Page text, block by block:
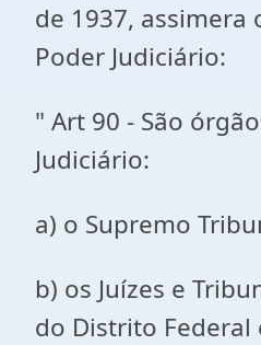
de 1937, assimera
Poder Judiciário:
" Art 90 - São
Judiciário:
a) o Supremo
b) os Juízes e
do Distrito Federal